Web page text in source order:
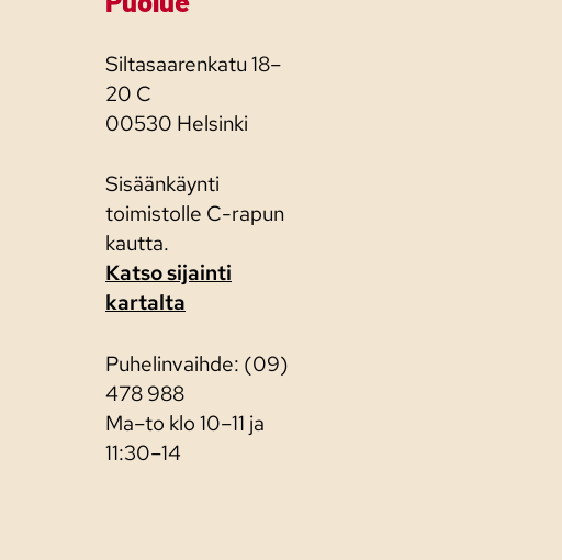
Siltasaarenkatu 18–
20 C
00530 Helsinki
Sisäänkäynti
toimistolle C-rapun
kautta.
Katso sijainti
kartalta
Puhelinvaihde: (09)
478 988
Ma–to klo 10–11 ja
11:30–14